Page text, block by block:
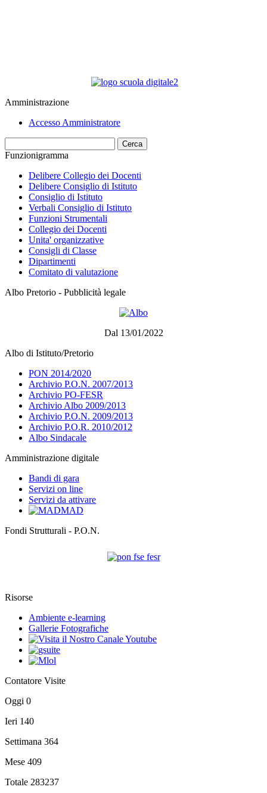
Amministrazione
Accesso Amministratore
Cerca
Funzionigramma
Delibere Collegio dei Docenti
Delibere Consiglio di Istituto
Consiglio di Istituto
Verbali Consiglio di Istituto
Funzioni Strumentali
Collegio dei Docenti
Unita' organizzative
Consigli di Classe
Dipartimenti
Comitato di valutazione
Albo Pretorio - Pubblicità legale
Dal 13/01/2022
Albo di Istituto/Pretorio
PON 2014/2020
Archivio P.O.N. 2007/2013
Archivio PO-FESR
Archivio Albo 2009/2013
Archivio P.O.N. 2009/2013
Archivio P.O.R. 2010/2012
Albo Sindacale
Amministrazione digitale
Bandi di gara
Servizi on line
Servizi da attivare
MAD
Fondi Strutturali - P.O.N.
Risorse
Ambiente e-learning
Gallerie Fotografiche
Contatore Visite
Oggi 0
Ieri 140
Settimana 364
Mese 409
Totale 283237